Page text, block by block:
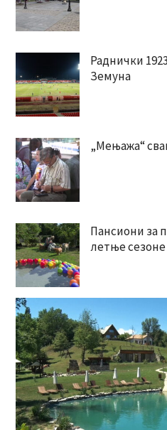
Раднички
Земуна
„Мењажа“
Пансиони за
летње сезоне